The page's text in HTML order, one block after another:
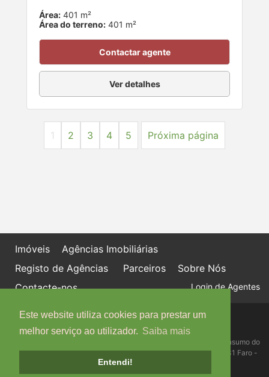
Este website utiliza cookies para prestar um
melhor serviço ao utilizador. Saiba mais
Entendi!
Área: 401 m²
Área do terreno: 401 m²
Contactar agente
Ver detalhes
1 2 3 4 5 Próxima página
Imóveis
Agências Imobiliárias
Registo de Agências
Parceiros
Sobre Nós
Contacte-nos
Login de Agentes
Política de proteção de dados
Livro de Reclamações online
Centro de Informação, Mediação e Arbitragem de Conflitos de Consumo do
Algarve - Edifício Ninho de Empresas, Estrada da Penha, 8005-131 Faro -
Telefone: 289 823 135 cimaal@mail.telepac.pt